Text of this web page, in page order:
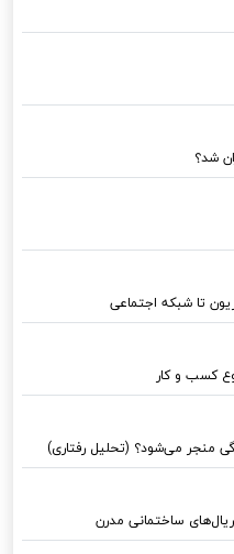
شد؟
تا شبکه اجتماعی
کسب‌ و کار
منجر می‌شود؟ (تحلیل رفتاری)
ساختمانی مدرن